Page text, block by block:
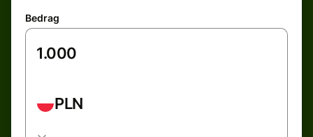
Bedrag
PLN